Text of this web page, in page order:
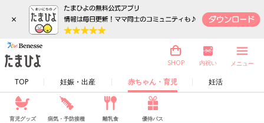
×
TOP 妊娠・出産 赤ちゃん・育児 妊活
SHOP 内祝い メニュー
育児グッズ 病気・予防接種 離乳食 優待パス